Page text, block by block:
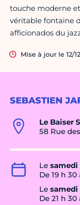
SEBASTIEN
Le Baiser
58 Rue
Le samedi
De 19 h 30
Le samedi
De 21 h 30
touche moderne
véritable fontaine
afficionados du
Mise à jour le 12/